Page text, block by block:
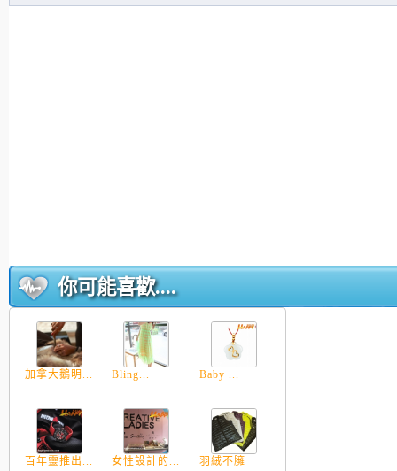
你可能喜歡....
加拿大鵝明... Bling... Baby ...
百年靈推出... 女性設計的... 羽絨不臃